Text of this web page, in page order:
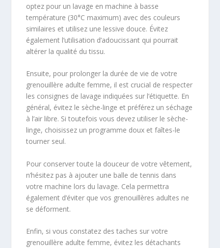
optez pour un lavage en machine à basse
température (30°C maximum) avec des couleurs
similaires et utilisez une lessive douce. Évitez
également l’utilisation d’adoucissant qui pourrait
altérer la qualité du tissu.
Ensuite, pour prolonger la durée de vie de votre
grenouillère adulte femme, il est crucial de respecter
les consignes de lavage indiquées sur l’étiquette. En
général, évitez le sèche-linge et préférez un séchage
à l’air libre. Si toutefois vous devez utiliser le sèche-
linge, choisissez un programme doux et faîtes-le
tourner seul.
Pour conserver toute la douceur de votre vêtement,
n’hésitez pas à ajouter une balle de tennis dans
votre machine lors du lavage. Cela permettra
également d’éviter que vos grenouillères adultes ne
se déforment.
Enfin, si vous constatez des taches sur votre
grenouillère adulte femme, évitez les détachants